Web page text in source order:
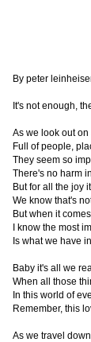
By peter
It's not enough,
As we look out on
Full of people,
They seem so
There's no harm
But for all the joy
We know that's
But when it
I know the most
Is what we have
Baby it's all we
When all those
In this world of
Remember, this
As we travel